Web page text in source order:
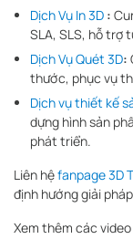
Dịch Vụ In 3D :
SLA, SLS, hỗ trợ
Dịch Vụ Quét 3D:
thước, phục vụ
Dịch vụ thiết kế
dựng hình sản
phát triển.
Liên hệfanpage 3D
định hướng giải
Xem thêm các